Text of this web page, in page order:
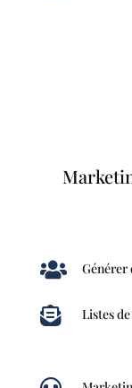
 Générer
 Listes